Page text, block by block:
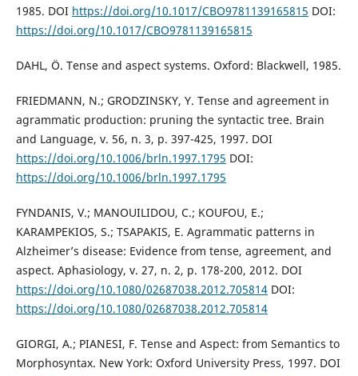
1985. DOI https://doi.org/10.1017/CBO9781139165815 DOI:
https://doi.org/10.1017/CBO9781139165815
DAHL, Ö. Tense and aspect systems. Oxford: Blackwell, 1985.
FRIEDMANN, N.; GRODZINSKY, Y. Tense and agreement in
agrammatic production: pruning the syntactic tree. Brain
and Language, v. 56, n. 3, p. 397-425, 1997. DOI
https://doi.org/10.1006/brln.1997.1795 DOI:
https://doi.org/10.1006/brln.1997.1795
FYNDANIS, V.; MANOUILIDOU, C.; KOUFOU, E.;
KARAMPEKIOS, S.; TSAPAKIS, E. Agrammatic patterns in
Alzheimer’s disease: Evidence from tense, agreement, and
aspect. Aphasiology, v. 27, n. 2, p. 178-200, 2012. DOI
https://doi.org/10.1080/02687038.2012.705814DOI:
https://doi.org/10.1080/02687038.2012.705814
GIORGI, A.; PIANESI, F. Tense and Aspect: from Semantics to
Morphosyntax. New York: Oxford University Press, 1997. DOI